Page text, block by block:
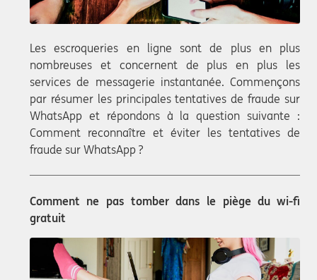
Les escroqueries en ligne sont de plus en plus
nombreuses et concernent de plus en plus les
services de messagerie instantanée. Commençons
par résumer les principales tentatives de fraude sur
WhatsApp et répondons à la question suivante :
Comment reconnaître et éviter les tentatives de
fraude sur WhatsApp ?
Comment ne pas tomber dans le piège du wi-fi
gratuit